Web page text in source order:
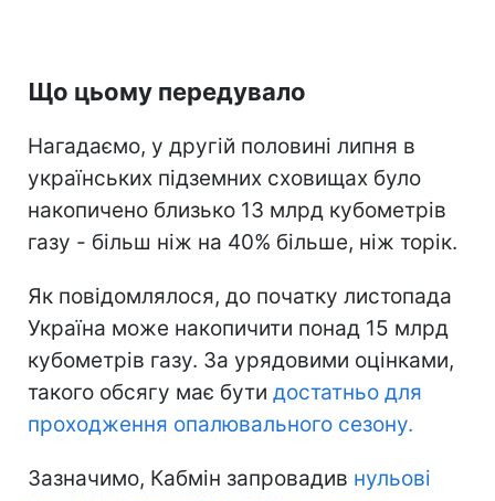
Що цьому передувало
Нагадаємо, у другій половині липня в
українських підземних сховищах було
накопичено близько 13 млрд кубометрів
газу - більш ніж на 40% більше, ніж торік.
Як повідомлялося, до початку листопада
Україна може накопичити понад 15 млрд
кубометрів газу. За урядовими оцінками,
такого обсягу має бути достатньо для
проходження опалювального сезону.
Зазначимо, Кабмін запровадив нульові